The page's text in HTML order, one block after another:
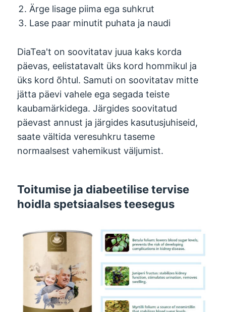
Ärge lisage piima ega suhkrut
Lase paar minutit puhata ja naudi
DiaTea't on soovitatav juua kaks korda
päevas, eelistatavalt üks kord hommikul ja
üks kord õhtul. Samuti on soovitatav mitte
jätta päevi vahele ega segada teiste
kaubamärkidega. Järgides soovitatud
päevast annust ja järgides kasutusjuhiseid,
saate vältida veresuhkru taseme
normaalsest vahemikust väljumist.
Toitumise ja diabeetilise tervise
hoidla spetsiaalses teesegus